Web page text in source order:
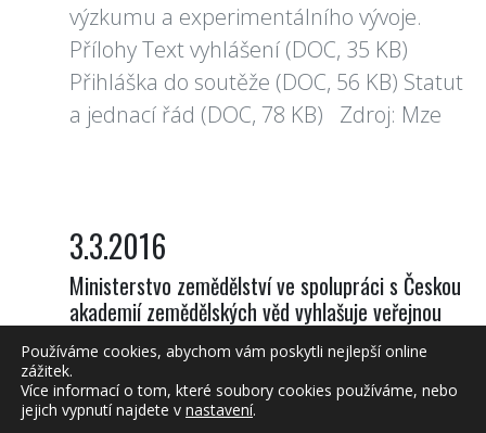
výzkumu a experimentálního vývoje.
Přílohy Text vyhlášení (DOC, 35 KB)
Přihláška do soutěže (DOC, 56 KB) Statut
a jednací řád (DOC, 78 KB) Zdroj: Mze
3.3.2016
Ministerstvo zemědělství ve spolupráci s Českou
akademií zemědělských věd vyhlašuje veřejnou
soutěž o nejlepší realizovaný výsledek výzkumu a
experimentálního vývoje.
Přílohy
Používáme cookies, abychom vám poskytli nejlepší online
zážitek.
Více informací o tom, které soubory cookies používáme, nebo
jejich vypnutí najdete v nastavení.